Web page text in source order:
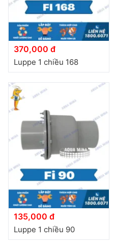
370,000 đ
Luppe 1 chiều 168
135,000 đ
Luppe 1 chiều 90